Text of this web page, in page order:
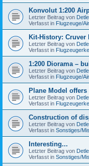
Konvolut 1:200
Letzter Beitrag von
Verfasst in Flugzeuge/
Kit-History: Cruver
Letzter Beitrag von
Verfasst in
1:200 Diorama –
Letzter Beitrag von
Verfasst in Flugzeuge/
Plane Model offers
Letzter Beitrag von
Verfasst in
Construction of
Letzter Beitrag von
Verfasst in Sonstiges/
Interesting...
Letzter Beitrag von
Verfasst in Sonstiges/